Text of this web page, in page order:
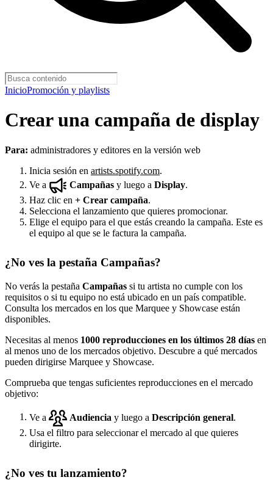
InicioPromoción y playlists
Crear una campaña de display
Para: administradores y editores en la versión web
Inicia sesión en artists.spotify.com.
Ve a
Campañas y luego a Display.
Haz clic en + Crear campaña.
Selecciona el lanzamiento que quieres promocionar.
Elige el equipo para el que estás creando la campaña. Este es
el equipo al que se le factura la campaña.
¿No ves la pestaña Campañas?
No verás la pestaña Campañas si tu artista no cumple con los
requisitos o si tu equipo no está ubicado en un país compatible.
Consulta los mercados en los que Marquee y Showcase están
disponibles.
Necesitas al menos 1000 reproducciones en los últimos 28 días en
al menos uno de los mercados objetivo. Descubre a qué mercados
pueden dirigirse Marquee y Showcase.
Comprueba que tengas suficientes reproducciones en el mercado
objetivo:
Ve a Audiencia y luego a Descripción general
Usa el filtro para seleccionar el mercado al que quieres
dirigirte.
¿No ves tu lanzamiento?